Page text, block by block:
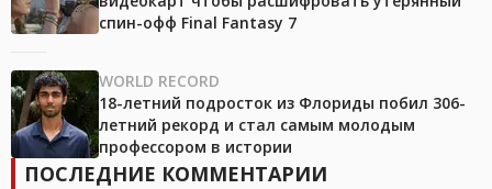
спин-офф Final Fantasy 7
WORLD RECORD
18-летний подросток из Флориды побил 306-
летний рекорд и стал самым молодым
профессором в истории
ПОСЛЕДНИЕ КОММЕНТАРИИ